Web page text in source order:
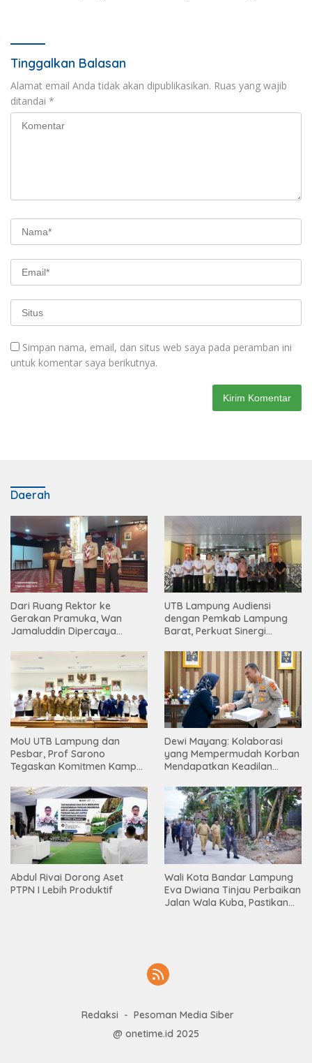
Tinggalkan Balasan
Alamat email Anda tidak akan dipublikasikan. Ruas yang wajib
ditandai *
Simpan nama, email, dan situs web saya pada peramban ini
untuk komentar saya berikutnya.
Daerah
Dari Ruang Rektor ke
Gerakan Pramuka, Wan
Jamaluddin Dipercaya
UTB Lampung Audiensi
dengan Pemkab Lampung
Barat, Perkuat Sinergi
Tinggi
MoU UTB Lampung dan
Pesbar, Prof Sarono
Tegaskan Komitmen Kampus
Masyarakat
Dewi Mayang: Kolaborasi
yang Mempermudah Korban
Mendapatkan Keadilan
Abdul Rivai Dorong Aset
PTPN I Lebih Produktif
Wali Kota Bandar Lampung
Eva Dwiana Tinjau Perbaikan
Jalan Wala Kuba, Pastikan
Redaksi
Pesoman Media Siber
@ onetime.id 2025